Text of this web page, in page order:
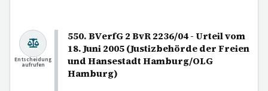
550. BVerfG 2 BvR 2236/04 - Urteil vom
18. Juni 2005 (Justizbehörde der Freien
und Hansestadt Hamburg/OLG
Hamburg)
Entscheidung
aufrufen